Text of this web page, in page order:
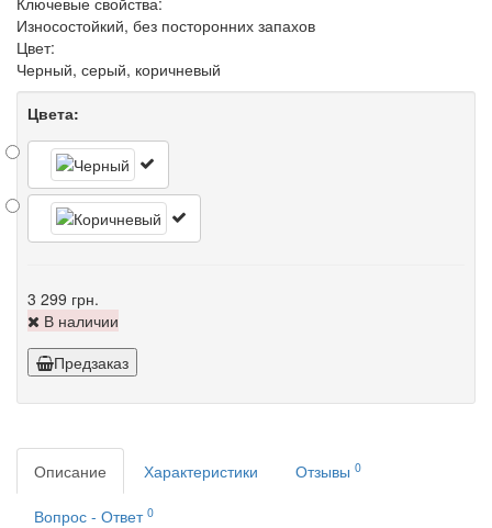
Износостойкий, без посторонних запахов
Цвет:
Черный, серый, коричневый
Цвета:
3 299 грн.
В наличии
Предзаказ
Описание Характеристики Отзывы 0
Вопрос - Ответ 0